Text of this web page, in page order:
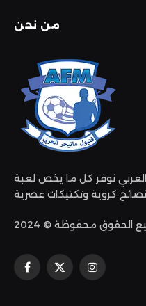
من نحن
نوفر كل ما يخص لعبة
فيسبوك
X
الانستغرام